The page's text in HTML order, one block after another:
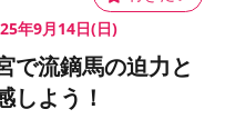
年9月14日(日)
で流鏑馬の迫力と
しよう！